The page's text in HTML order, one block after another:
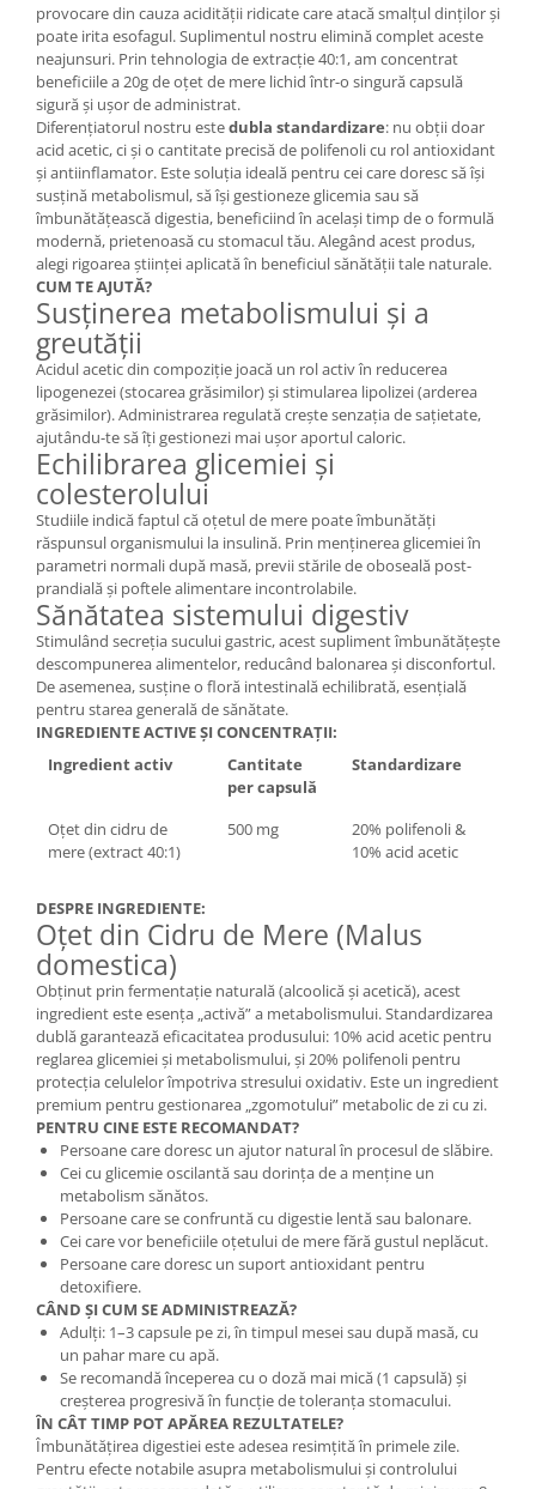
provocare din cauza acidității ridicate care atacă smalțul dinților și
poate irita esofagul. Suplimentul nostru elimină complet aceste
neajunsuri. Prin tehnologia de extracție 40:1, am concentrat
beneficiile a 20g de oțet de mere lichid într-o singură capsulă
sigură și ușor de administrat.
Diferențiatorul nostru estedubla standardizare: nu obții doar
acid acetic, ci și o cantitate precisă de polifenoli cu rol antioxidant
și antiinflamator. Este soluția ideală pentru cei care doresc să își
susțină metabolismul, să își gestioneze glicemia sau să
îmbunătățească digestia, beneficiind în același timp de o formulă
modernă, prietenoasă cu stomacul tău. Alegând acest produs,
alegi rigoarea științei aplicată în beneficiul sănătății tale naturale.
CUM TE AJUTĂ?
Susținerea metabolismului și a
greutății
Acidul acetic din compoziție joacă un rol activ în reducerea
lipogenezei (stocarea grăsimilor) și stimularea lipolizei (arderea
grăsimilor). Administrarea regulată crește senzația de sațietate,
ajutându-te să îți gestionezi mai ușor aportul caloric.
Echilibrarea glicemiei și
colesterolului
Studiile indică faptul că oțetul de mere poate îmbunătăți
răspunsul organismului la insulină. Prin menținerea glicemiei în
parametri normali după masă, previi stările de oboseală post-
prandială și poftele alimentare incontrolabile.
Sănătatea sistemului digestiv
Stimulând secreția sucului gastric, acest supliment îmbunătățește
descompunerea alimentelor, reducând balonarea și disconfortul.
De asemenea, susține o floră intestinală echilibrată, esențială
pentru starea generală de sănătate.
INGREDIENTE ACTIVE ȘI CONCENTRAȚII:
Ingredient activ
Cantitate
per capsulă
Standardizare
Oțet din cidru de
mere (extract 40:1)
500 mg
20% polifenoli &
10% acid acetic
DESPRE INGREDIENTE:
Oțet din Cidru de Mere (Malus
domestica)
Obținut prin fermentație naturală (alcoolică și acetică), acest
ingredient este esența „activă” a metabolismului. Standardizarea
dublă garantează eficacitatea produsului: 10% acid acetic pentru
reglarea glicemiei și metabolismului, și 20% polifenoli pentru
protecția celulelor împotriva stresului oxidativ. Este un ingredient
premium pentru gestionarea „zgomotului” metabolic de zi cu zi.
PENTRU CINE ESTE RECOMANDAT?
Persoane care doresc un ajutor natural în procesul de slăbire.
Cei cu glicemie oscilantă sau dorința de a menține un
metabolism sănătos.
Persoane care se confruntă cu digestie lentă sau balonare.
Cei care vor beneficiile oțetului de mere fără gustul neplăcut.
Persoane care doresc un suport antioxidant pentru
detoxifiere.
CÂND ȘI CUM SE ADMINISTREAZĂ?
Adulți: 1–3 capsule pe zi, în timpul mesei sau după masă, cu
un pahar mare cu apă.
Se recomandă începerea cu o doză mai mică (1 capsulă) și
creșterea progresivă în funcție de toleranța stomacului.
ÎN CÂT TIMP POT APĂREA REZULTATELE?
Îmbunătățirea digestiei este adesea resimțită în primele zile.
Pentru efecte notabile asupra metabolismului și controlului